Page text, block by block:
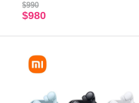
$990
$980